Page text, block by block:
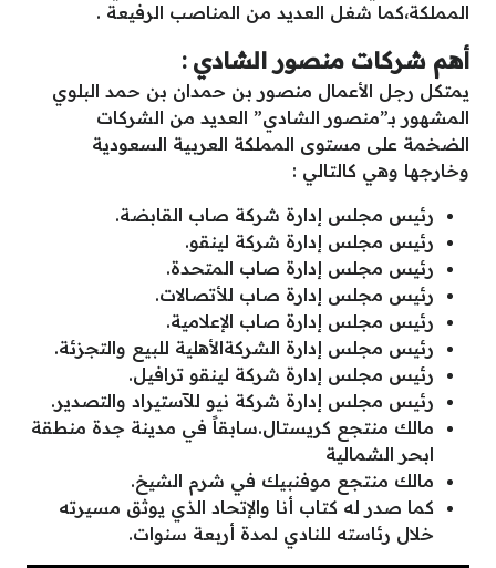
المملكة،كما شغل العديد من المناصب الرفيعة .
أهم شركات منصور الشادي :
يمتكل رجل الأعمال منصور بن حمدان بن حمد البلوي
المشهور بـ”منصور الشادي” العديد من الشركات
الضخمة على مستوى المملكة العربية السعودية
وخارجها وهي كالتالي :
رئيس مجلس إدارة شركة صاب القابضة.
رئيس مجلس إدارة شركة لينقو.
رئيس مجلس إدارة صاب المتحدة.
رئيس مجلس إدارة صاب للأتصالات.
رئيس مجلس إدارة صاب الإعلامية.
رئيس مجلس إدارة الشركةالأهلية للبيع والتجزئة.
رئيس مجلس إدارة شركة لينقو ترافيل.
رئيس مجلس إدارة شركة نيو للآستيراد والتصدير.
مالك منتجع كريستال.سابقاً في مدينة جدة منطقة
ابحر الشمالية
مالك منتجع موفنبيك في شرم الشيخ.
كما صدر له كتاب أنا والإتحاد الذي يوثق مسيرته
خلال رئاسته للنادي لمدة أربعة سنوات.